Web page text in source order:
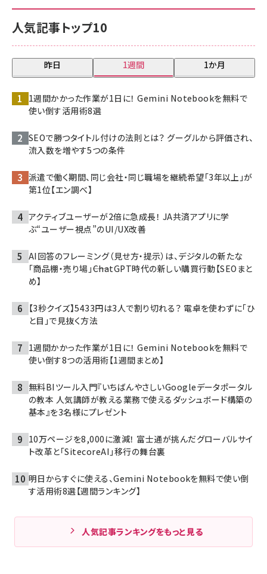
人気記事トップ10
昨日 1週間 1か月
1週間かかった作業が1日に！ Gemini Notebookを無料で
使い倒す活用術8選
SEOで勝つタイトル付けの法則とは？ グーグルから評価され、
流入数を増やす5つの条件
派遣で働く期間、同じ会社・同じ職場を継続希望「3年以上」が
第1位【エン調べ】
アクティブユーザーが2倍に急成長！ JA共済アプリに学
ぶ“ユーザー視点”のUI/UX改善
AI回答のフレーミング（見せ方・提示）は、デジタルの新たな
「商品棚・売り場」――ChatGPT時代の新しい購買行動【SEOまと
め】
【3秒クイズ】5433円は3人で割り切れる？ 電卓を使わずに「ひ
と目」で見抜く方法
1週間かかった作業が1日に！ Gemini Notebookを無料で
使い倒す8つの活用術【1週間まとめ】
無料BIツール入門『いちばんやさしいGoogleデータポータル
の教本 人気講師が教える業務で使えるダッシュボード構築の
基本』を3名様にプレゼント
10万ページを8,000に激減！ 富士通が挑んだグローバルサイ
ト改革と「SitecoreAI」移行の舞台裏
明日からすぐに使える、Gemini Notebookを無料で使い倒
す活用術8選【週間ランキング】
人気記事ランキングをもっと見る